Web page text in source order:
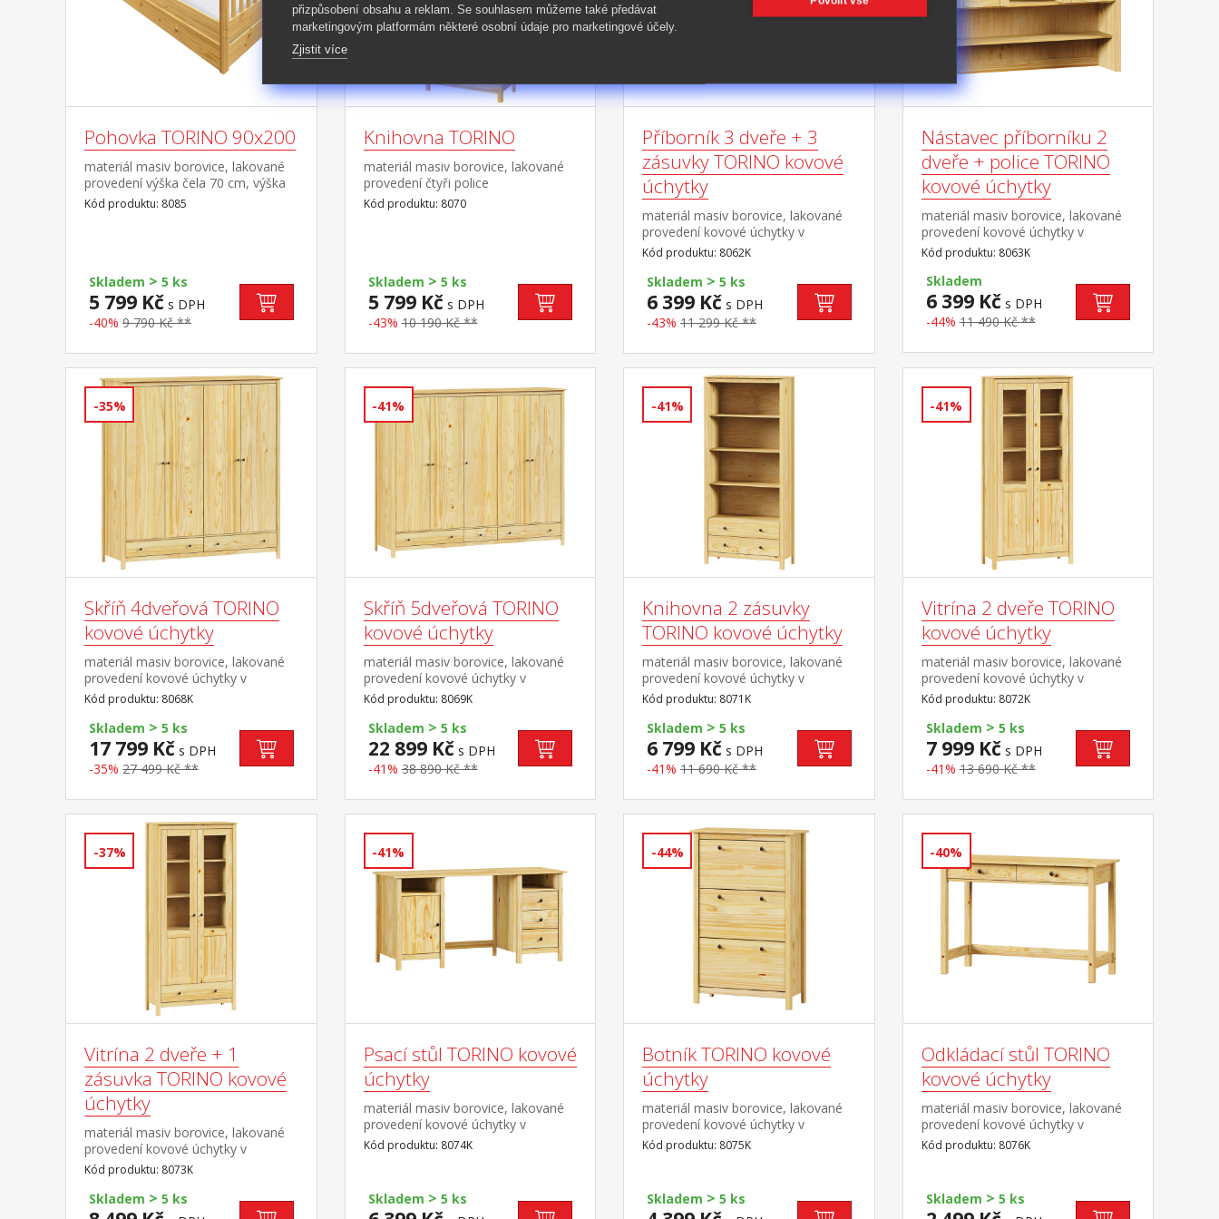
Pohovka TORINO 90x200
materiál masiv borovice, lakované
provedení výška čela 70 cm, výška
sedu 42 cm, cena bez roštu a
matrace minimální doporučená
výsuvnou přistýlku TORINO 8086
nebo 8086K
Kód produktu: 8085
Skladem > 5 ks
5 799 Kč s DPH
-40% 9 790 Kč **
Knihovna TORINO
materiál masiv borovice, lakované
provedení čtyři police
Kód produktu: 8070
Skladem > 5 ks
5 799 Kč s DPH
-43% 10 190 Kč **
Příborník 3 dveře + 3
zásuvky TORINO kovové
úchytky
materiál masiv borovice, lakované
provedení kovové úchytky v
barevném provedení černěná
mosaz 3 dveře, 3 zásuvky s
kovovými pojezdy vhodný doplněk
nástavec TORINO 8063K
Kód produktu: 8062K
Skladem > 5 ks
6 399 Kč s DPH
-43% 11 299 Kč **
Nástavec příborníku 2
dveře + police TORINO
kovové úchytky
materiál masiv borovice, lakované
provedení kovové úchytky v
barevném provedení černěná
mosaz dvoje prosklená
dvířka doplněk příborníku TORINO
8062K
Kód produktu: 8063K
Skladem
6 399 Kč s DPH
-44% 11 490 Kč **
-35%
Skříň 4dveřová TORINO
kovové úchytky
materiál masiv borovice, lakované
provedení kovové úchytky v
barevném provedení černěná
mosaz prostor dělený na poloviny v
levé polovině šatní tyč a police na
klobouky v pravé polovině 3
police ve spodní části 2 zásuvky s
kovovými pojezdy doporučený
Kód produktu: 8068K
Skladem > 5 ks
17 799 Kč s DPH
-35% 27 499 Kč **
-41%
Skříň 5dveřová TORINO
kovové úchytky
materiál masiv borovice, lakované
provedení kovové úchytky v
barevném provedení černěná
mosaz prostor dělený v poměru
2:1:2 v levé a pravé širší části šatní
tyč a police na klobouky ve střední
úzké části 3 police ve spodní části 3
zásuvky s kovovými
Kód produktu: 8069K
Skladem > 5 ks
22 899 Kč s DPH
-41% 38 890 Kč **
-41%
Knihovna 2 zásuvky
TORINO kovové úchytky
materiál masiv borovice, lakované
provedení kovové úchytky v
barevném provedení černěná
mosaz tři police, dvě zásuvky s
kovovými pojezdy
Kód produktu: 8071K
Skladem > 5 ks
6 799 Kč s DPH
-41% 11 690 Kč **
-41%
Vitrína 2 dveře TORINO
kovové úchytky
materiál masiv borovice, lakované
provedení kovové úchytky v
barevném provedení černěná
mosaz dvoje částečně prosklené
dveře, čtyři police
Kód produktu: 8072K
Skladem > 5 ks
7 999 Kč s DPH
-41% 13 690 Kč **
-37%
Vitrína 2 dveře + 1
zásuvka TORINO kovové
úchytky
materiál masiv borovice, lakované
provedení kovové úchytky v
barevném provedení černěná
mosaz dvoje částečně prosklené
dveře, tři police jedna zásuvka s
kovovými pojezdy
Kód produktu: 8073K
Skladem > 5 ks
-41%
Psací stůl TORINO kovové
úchytky
materiál masiv borovice, lakované
provedení kovové úchytky v
barevném provedení černěná
mosaz 2 otevřené police, 1 dvířka a
není součástí dodávky ke stolu je
možno dokoupit výsuvnou desku na
Kód produktu: 8074K
Skladem > 5 ks
-44%
Botník TORINO kovové
úchytky
materiál masiv borovice, lakované
provedení kovové úchytky v
barevném provedení černěná
mosaz 3 dvouřadé výklopy
Kód produktu: 8075K
Skladem > 5 ks
-40%
Odkládací stůl TORINO
kovové úchytky
materiál masiv borovice, lakované
provedení kovové úchytky v
barevném provedení černěná
mosaz dvě zásuvky s kovovými
Kód produktu: 8076K
Skladem > 5 ks
přizpůsobení obsahu a reklam. Se souhlasem můžeme také předávat
marketingovým platformám některé osobní údaje pro marketingové účely.
Zjistit více